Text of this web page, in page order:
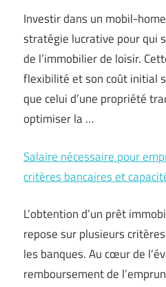
Investir dans un mobil-
stratégie lucrative pour qui
de l’immobilier de loisir.
flexibilité et son coût initial
que celui d’une propriété
optimiser la …
Salaire nécessaire pour
critères bancaires et
L’obtention d’un prêt
repose sur plusieurs
les banques. Au cœur de
remboursement de